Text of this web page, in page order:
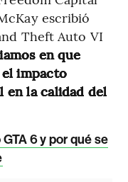
escribió
Theft Auto VI
en que
el impacto
la calidad del
6 y por qué se